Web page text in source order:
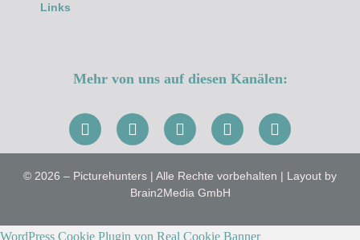
Links
Mehr von uns auf diesen Kanälen:
© 2026 – Picturehunters | Alle Rechte vorbehalten | Layout by
Brain2Media GmbH
WordPress Cookie Plugin von Real Cookie Banner